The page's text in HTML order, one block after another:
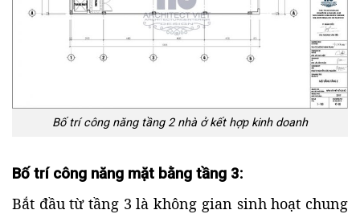
Bố trí công năng tầng 2 nhà ở kết hợp kinh doanh
Bố trí công năng mặt bằng tầng 3:
Bắt đầu từ tầng 3 là không gian sinh hoạt chung